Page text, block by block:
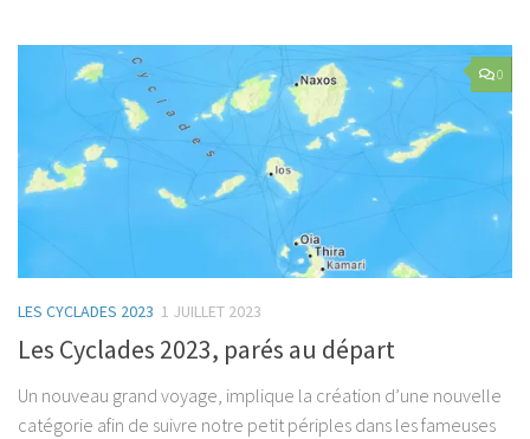
0
LES CYCLADES 2023 1 JUILLET 2023
Les Cyclades 2023, parés au départ
Un nouveau grand voyage, implique la création d’une nouvelle
catégorie afin de suivre notre petit périples dans les fameuses